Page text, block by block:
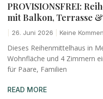
PROVISIONSFREI:
mit Balkon, Terrasse
26. Juni 2026 Keine
Dieses Reihenmittelhaus in
Wohnfläche und 4 Zimmern
für Paare, Familien
READ MORE